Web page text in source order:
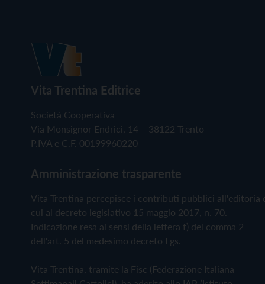
Vita Trentina Editrice
Società Cooperativa
Via Monsignor Endrici, 14 – 38122 Trento
P.IVA e C.F. 00199960220
Amministrazione trasparente
Vita Trentina percepisce i contributi pubblici all'editoria
cui al decreto legislativo 15 maggio 2017, n. 70.
Indicazione resa ai sensi della lettera f) del comma 2
dell'art. 5 del medesimo decreto Lgs.
Vita Trentina, tramite la Fisc (Federazione Italiana